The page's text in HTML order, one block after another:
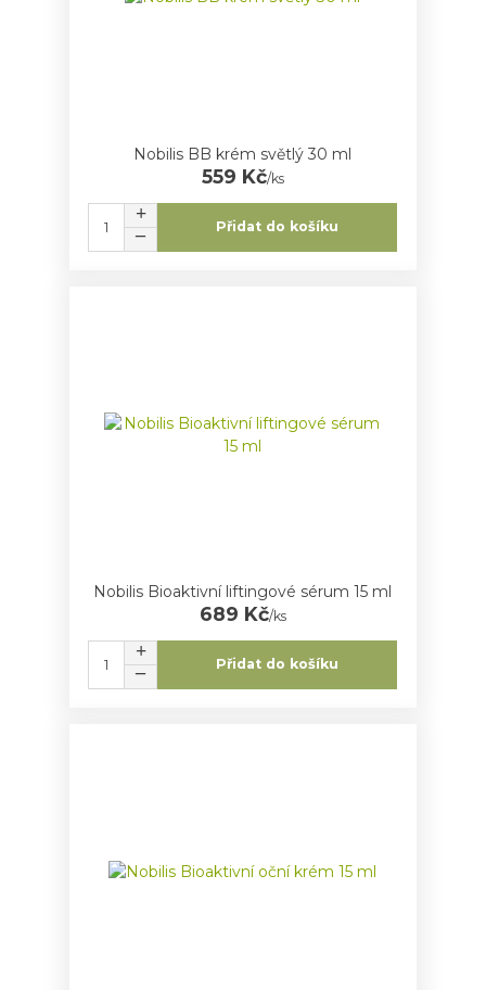
Nobilis BB krém světlý 30 ml
559 Kč/ks
Přidat do košíku
Nobilis Bioaktivní liftingové sérum 15 ml
689 Kč/ks
Přidat do košíku